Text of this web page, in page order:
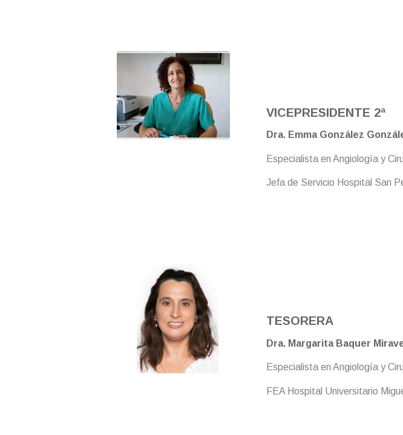
VICEPRESIDENTE 2ª
Dra. Emma González
Especialista en Angiología y
Jefa de Servicio Hospital San
TESORERA
Dra. Margarita Baquer
Especialista en Angiología y
FEA Hospital Universitario